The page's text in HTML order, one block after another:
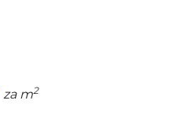
za m2